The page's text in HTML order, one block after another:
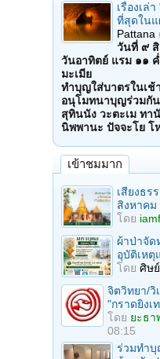
เรื่องเล่
ที่สุดใน
Pattana
วันที่ ๙
วันอาทิตย์ แรม ๑๑
มะเมีย
ทำบุญใส่บาตรในเช้
อนุโมทนาบุญร่วมกั
สุทินนัง วะตะเม ทา
นิพพานะ ปัจจะโย โ
เข้าชมมาก
เสียงธ
สิงหาค
โดย
ผ้าป่าจัด
อุบัติเหตุ
โดย ศิษ
จิตวิทยา/วิ
"กราดยิงเ
โดย ยะธา
08:15
ร่วมทํา